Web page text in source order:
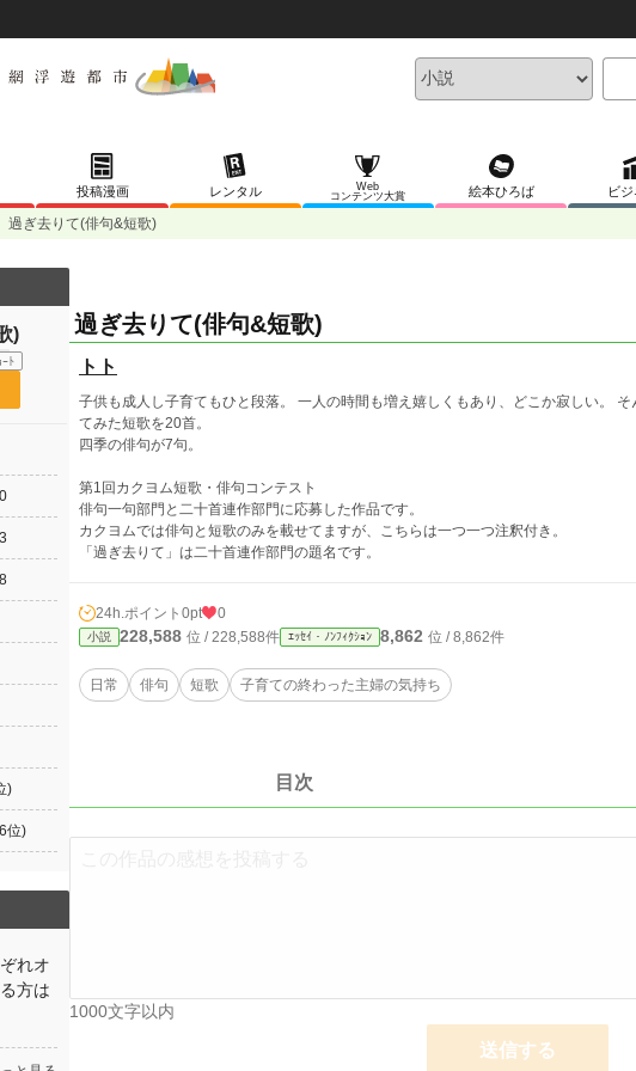
投稿漫画 レンタル
Web
コンテンツ大賞
絵本ひろば ビ
過ぎ去りて(俳句&短歌)
過ぎ去りて(俳句&短歌)
トト
子供も成人し子育てもひと段落。 一人の時間も増え嬉しくもあり、どこか寂しい。
てみた短歌を20首。
四季の俳句が7句。
第1回カクヨム短歌・俳句コンテスト
俳句一句部門と二十首連作部門に応募した作品です。
カクヨムでは俳句と短歌のみを載せてますが、こちらは一つ一つ注釈付き。
「過ぎ去りて」は二十首連作部門の題名です。
24h.ポイント 0pt 0
小説 228,588 位 / 228,588件 ｴｯｾｲ・ﾉﾝﾌｨｸｼｮﾝ 8,862 位 / 8,862件
日常 俳句 短歌 子育ての終わった主婦の気持ち
目次
1000文字以内
送信する
)
ｰﾄ
)
位)
れオ
方は